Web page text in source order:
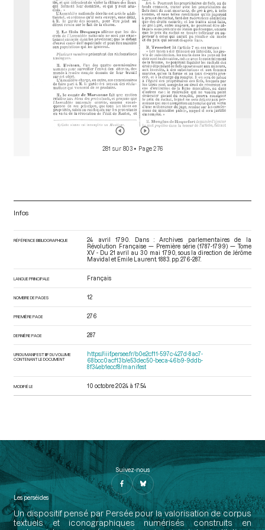
281 sur 803 • Page 276
Infos
RÉFÉRENCE BIBLIOGRAPHIQUE
24 avril 1790. Dans : Archives parlementaires de la
Révolution Française — Première série (1787-1799) — Tome
XV - Du 21 avril au 30 mai 1790 , sous la direction de Jérôme
Mavidal et Emile Laurent. 1883. pp. 276-287.
LANGUE PRINCIPALE Français
NOMBRE DE PAGES 12
PREMIÈRE PAGE 276
DERNIÈRE PAGE 287
URI DU MANIFEST IIIF DU VOLUME
CONTENANT LE DOCUMENT
https://iiif.persee.fr/b0e2cf11-597c-427d-8ac7-
68bcc0acf13b/e53dec50-beca-46b9-9ddb-
8f34eb1eccf8/manifest
MODIFIÉ LE 10 octobre 2024 à 17:54
Suivez-nous
Les perséides
Un dispositif pensé par Persée pour la valorisation de corpus
textuels et iconographiques numérisés construits en